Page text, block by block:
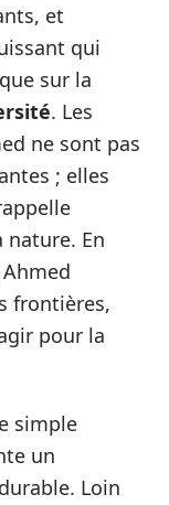
et
qui
sur la
. Les
ne sont pas
; elles
nature. En
frontières,
pour la
simple
un
Loin